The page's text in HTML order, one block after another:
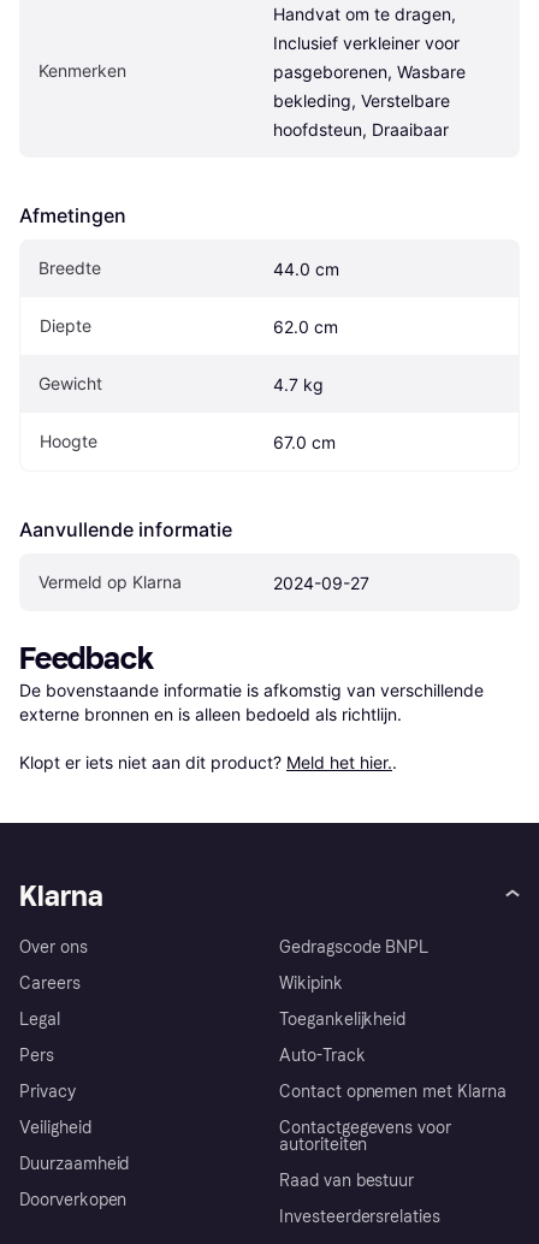
Kenmerken
Handvat om te dragen,
Inclusief verkleiner voor
pasgeborenen, Wasbare
bekleding, Verstelbare
hoofdsteun, Draaibaar
Afmetingen
Breedte 44.0 cm
Diepte 62.0 cm
Gewicht 4.7 kg
Hoogte 67.0 cm
Aanvullende informatie
Vermeld op Klarna 2024-09-27
Feedback
De bovenstaande informatie is afkomstig van verschillende
externe bronnen en is alleen bedoeld als richtlijn.
Klopt er iets niet aan dit product? Meld het hier..
Klarna
Over ons
Careers
Legal
Pers
Privacy
Veiligheid
Duurzaamheid
Doorverkopen
Gedragscode BNPL
Wikipink
Toegankelijkheid
Auto-Track
Contact opnemen met Klarna
Contactgegevens voor
autoriteiten
Raad van bestuur
Investeerdersrelaties